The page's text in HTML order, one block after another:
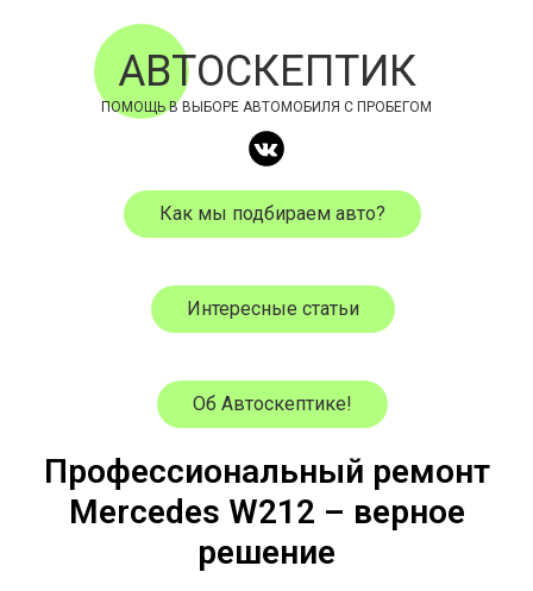
АВТОСКЕПТИК
ПОМОЩЬ В ВЫБОРЕ АВТОМОБИЛЯ С ПРОБЕГОМ
Как мы подбираем авто?
Интересные статьи
Об Автоскептике!
Профессиональный ремонт
Mercedes W212 – верное
решение